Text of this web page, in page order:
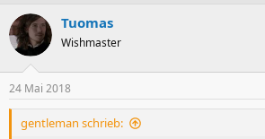
Tuomas
Wishmaster
24 Mai 2018
gentleman schrieb: